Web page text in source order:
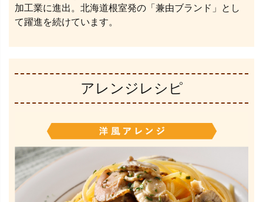
加工業に進出。北海道根室発の「兼由ブランド」とし
て躍進を続けています。
アレンジレシピ